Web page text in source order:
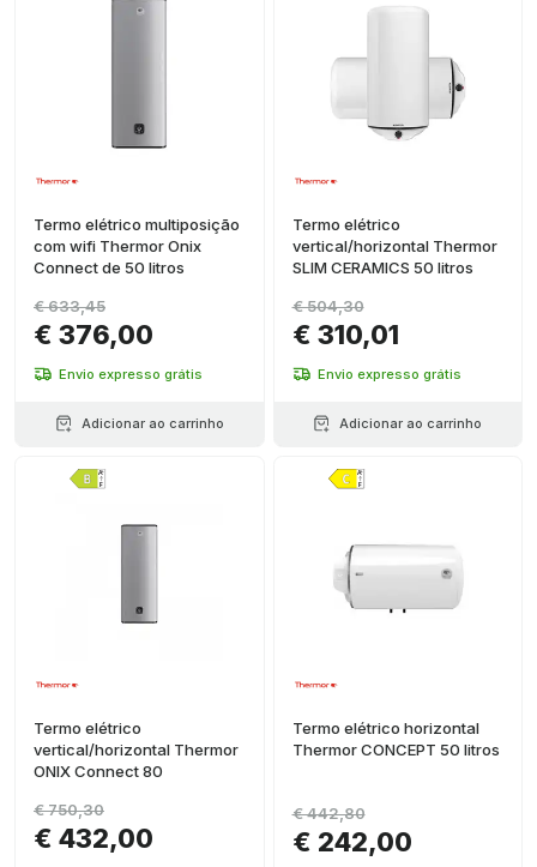
Termo elétrico multiposição
com wifi Thermor Onix
Connect de 50 litros
€ 376,00
€ 633,45
Envio expresso grátis
Adicionar ao carrinho
Termo elétrico
vertical/horizontal Thermor
SLIM CERAMICS 50 litros
€ 310,01
€ 504,30
Envio expresso grátis
Adicionar ao carrinho
Termo elétrico
vertical/horizontal Thermor
ONIX Connect 80
€ 432,00
€ 750,30
Termo elétrico horizontal
Thermor CONCEPT 50 litros
€ 242,00
€ 442,80